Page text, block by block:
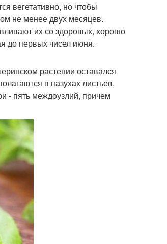
вегетативно, но чтобы
не менее двух месяцев.
их со здоровых, хорошо
до первых чисел июня.
растении оставался
в пазухах листьев,
- пять междоузлий, причем